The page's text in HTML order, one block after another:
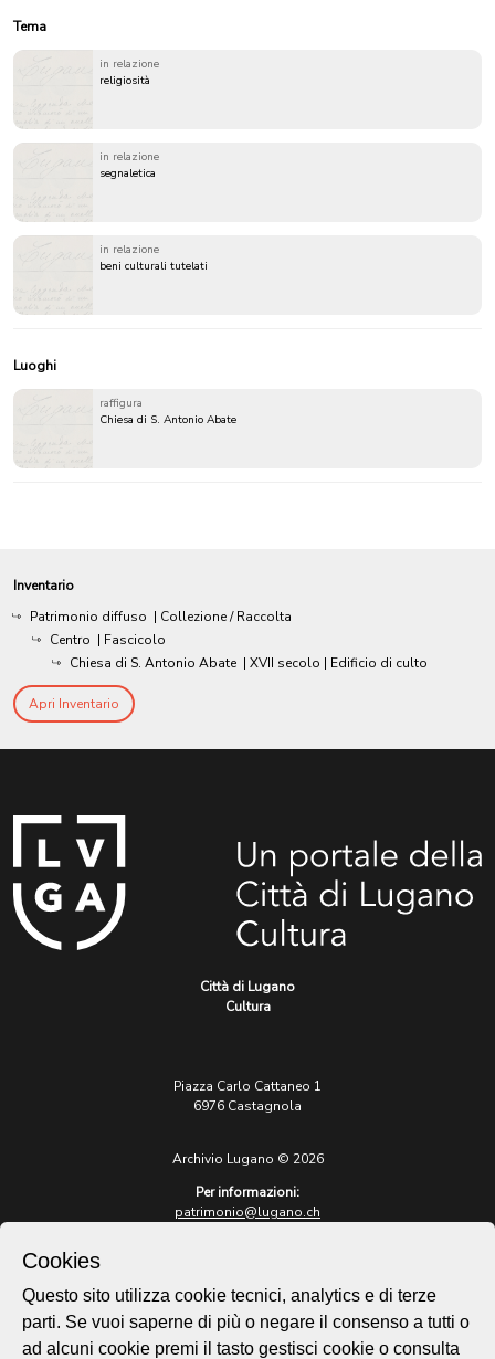
Tema
in relazione
religiosità
in relazione
segnaletica
in relazione
beni culturali tutelati
Luoghi
raffigura
Chiesa di S. Antonio Abate
Inventario
Patrimonio diffuso | Collezione / Raccolta
Centro | Fascicolo
Chiesa di S. Antonio Abate | XVII secolo | Edificio di culto
Apri Inventario
Città di Lugano
Cultura
Piazza Carlo Cattaneo 1
6976 Castagnola
Archivio Lugano © 2026
Per informazioni:
patrimonio@lugano.ch
lugano.ch
Cookie policy
Cookies
Questo sito utilizza cookie tecnici, analytics e di terze
parti. Se vuoi saperne di più o negare il consenso a tutti o
ad alcuni cookie premi il tasto gestisci cookie o consulta